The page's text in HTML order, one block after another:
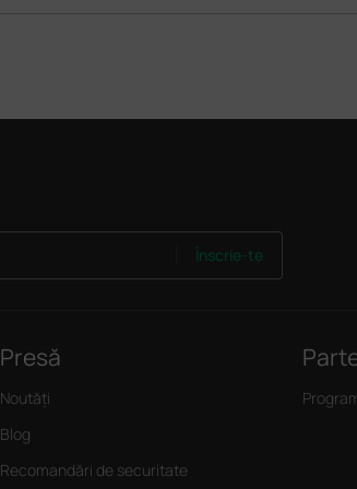
Înscrie-te
Presă
Noutăți
Blog
Recomandări de securitate